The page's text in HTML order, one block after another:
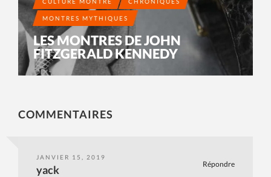
MONTRES MYTHIQUES
LES MONTRES DE JOHN
FITZGERALD KENNEDY
COMMENTAIRES
JANVIER 15, 2019
Répondre
yack